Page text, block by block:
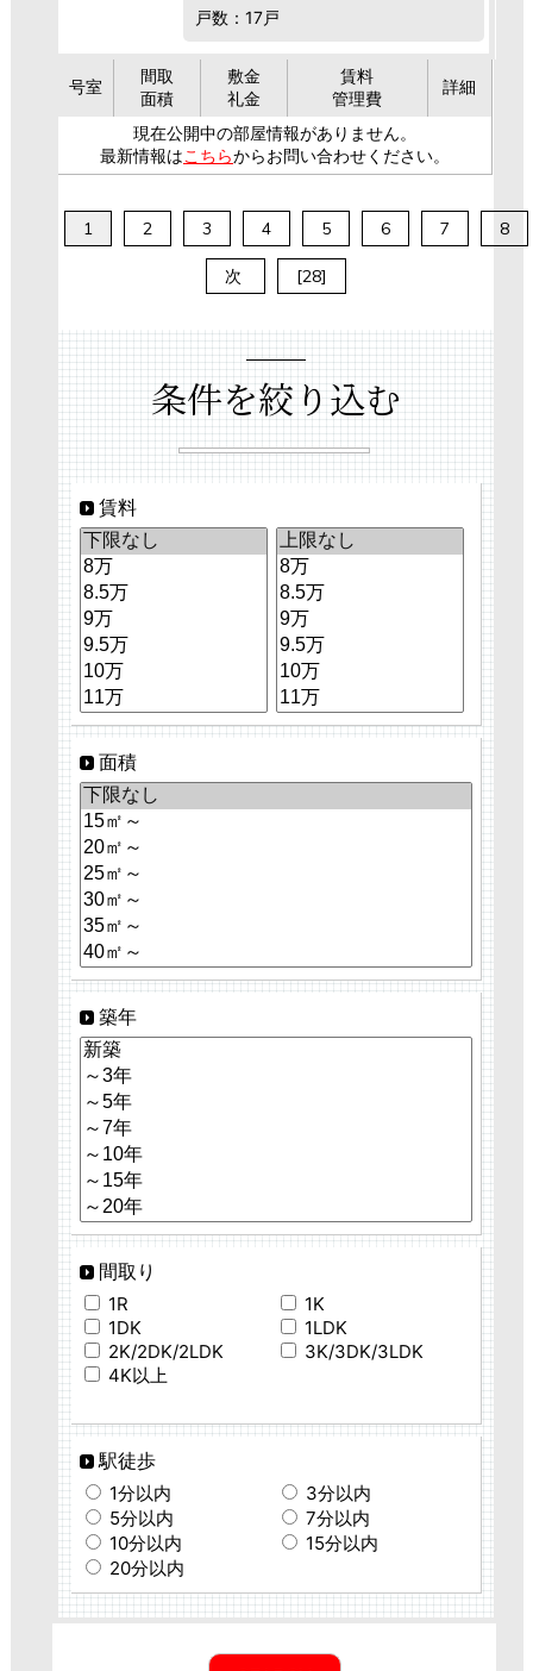
戸数：17戸
号室
間取
面積
敷金
礼金
賃料
管理費
詳細
現在公開中の部屋情報がありません。
最新情報はこちらからお問い合わせください。
1 2 3 4 5 6 7 8
次 [28]
条件を絞り込む
賃料
面積
築年
間取り
1R
1K
1DK
1LDK
2K/2DK/2LDK
3K/3DK/3LDK
4K以上
駅徒歩
1分以内
3分以内
5分以内
7分以内
10分以内
15分以内
20分以内